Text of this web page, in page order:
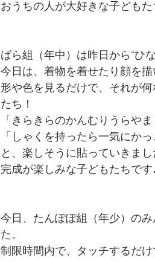
おうちの人が大好きな子どもた
ばら組（年中）は昨日から“ひ
今日は、着物を着せたり顔を
形や色を見るだけで、それが
たち！
「きらきらのかんむりうらやま
「しゃくを持ったら一気にか
と、楽しそうに貼っていきまし
完成が楽しみな子どもたちです
今日、たんぽぽ組（年少）の
た。
制限時間内で、タッチするだ